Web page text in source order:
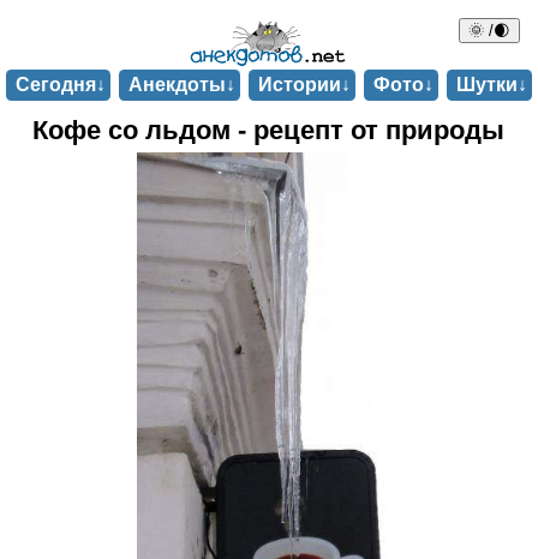
🌞 /🌒
Сегодня↓ Анекдоты↓ Истории↓ Фото↓ Шутки↓
Кофе со льдом - рецепт от природы